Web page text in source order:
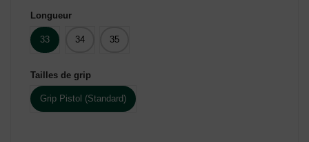
Longueur
33 34 35
Tailles de grip
Grip Pistol (Standard)